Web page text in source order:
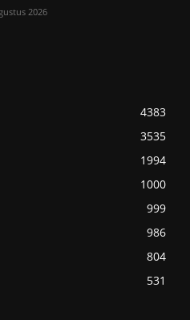
2026
4383
3535
1994
1000
999
986
804
531